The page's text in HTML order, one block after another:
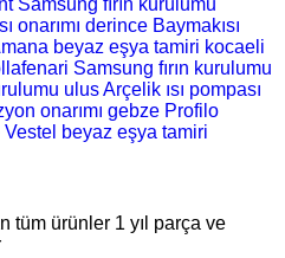
onarımı derince Baymakısı
beyaz eşya tamiri kocaeli
Samsung fırın kurulumu
ulus Arçelik ısı pompası
onarımı gebze Profilo
beyaz eşya tamiri
tüm ürünler 1 yıl parça ve